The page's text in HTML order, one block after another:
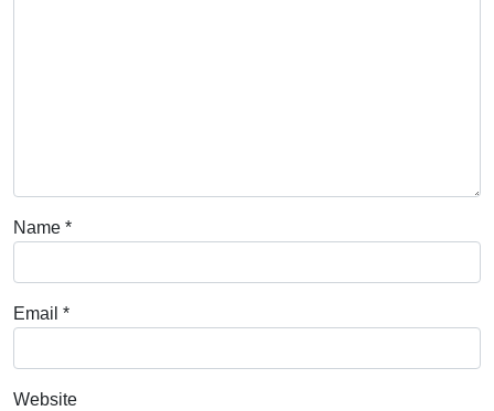
Name *
Email *
Website